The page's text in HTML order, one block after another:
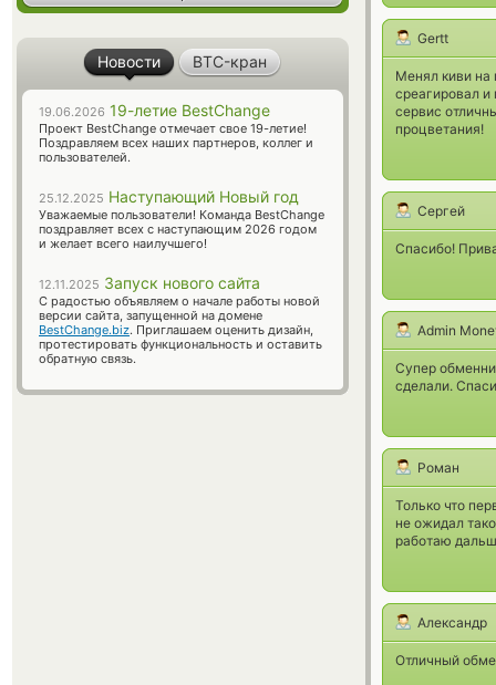
Gertt
Менял киви на
среагировал
сервис
процветания!
Сергей
Спасибо!
Admin
Супер
сделали.
Роман
Только что
не ожидал
работаю
Александр
Отличный
Новости BTC-кран
19.06.2026 19-летие BestChange
Проект BestChange отмечает свое 19-летие!
Поздравляем всех наших партнеров, коллег и
пользователей.
25.12.2025 Наступающий Новый год
Уважаемые пользователи! Команда BestChange
поздравляет всех с наступающим 2026 годом
и желает всего наилучшего!
12.11.2025 Запуск нового сайта
С радостью объявляем о начале работы новой
версии сайта, запущенной на домене
BestChange.biz. Приглашаем оценить дизайн,
протестировать функциональность и оставить
обратную связь.